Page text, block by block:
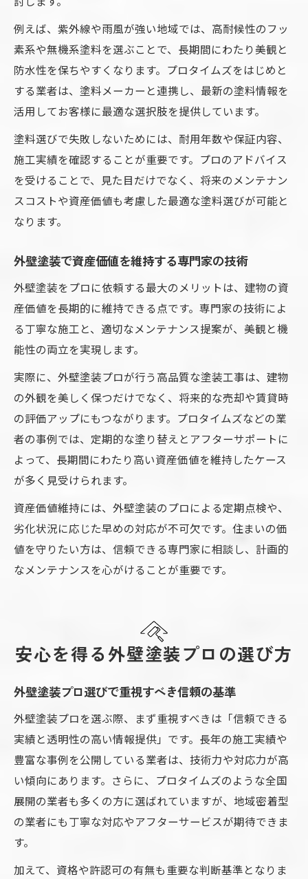
例えば、紫外線や雨風が強い地域では、高耐候性のフッ
素系や無機系塗料を選ぶことで、長期間にわたり美観と
防水性を保ちやすくなります。プロタイムズをはじめと
する業者は、塗料メーカーと連携し、最新の塗料情報を
活用してお客様に最適な選択肢を提供しています。
塗料選びで失敗しないためには、耐用年数や保証内容、
施工実績を確認することが重要です。プロのアドバイス
を受けることで、見た目だけでなく、将来のメンテナン
スコストや資産価値も考慮した最適な塗料選びが可能と
なります。
外壁塗装で資産価値を維持する専門家の技術
外壁塗装をプロに依頼する最大のメリットは、建物の資
産価値を長期的に維持できる点です。専門家の技術によ
る丁寧な施工と、適切なメンテナンス提案が、美観と機
能性の両立を実現します。
実際に、外壁塗装プロが行う高品質な塗装工事は、建物
の外観を美しく保つだけでなく、将来的な売却や賃貸時
の評価アップにもつながります。プロタイムズなどの業
者の事例では、定期的な塗り替えとアフターサポートに
よって、長期間にわたり高い資産価値を維持したケース
が多く見受けられます。
資産価値維持には、外壁塗装のプロによる定期点検や、
劣化状況に応じた早めの対応が不可欠です。住まいの価
値を守りたい方は、信頼できる専門家に相談し、計画的
なメンテナンスを心がけることが重要です。
安心を得る外壁塗装プロの選び方
外壁塗装プロ選びで重視すべき信頼の基準
外壁塗装プロを選ぶ際、まず重視すべきは「信頼できる
実績と透明性の高い情報提供」です。長年の施工実績や
豊富な事例を公開している業者は、技術力や対応力が高
い傾向にあります。さらに、プロタイムズのような全国
展開の業者も多くの方に選ばれていますが、地域密着型
の業者にも丁寧な対応やアフターサービスが期待できま
す。
加えて、資格や許認可の有無も重要な判断基準となりま